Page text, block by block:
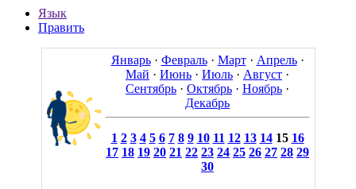
Язык
Править
Январь· Февраль· Март· Апрель·
Май · Июнь · Июль · Август ·
Сентябрь · Октябрь · Ноябрь ·
Декабрь
1 2 3 4 5 6 7 8 9 10 11 12 13 14 15 16
17 18 19 20 21 22 23 24 25 26 27 28 29
30